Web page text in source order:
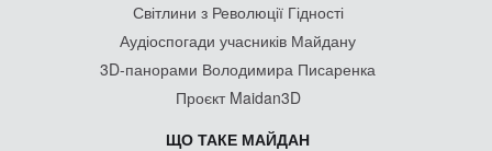
Світлини з Революції Гідності
Аудіоспогади учасників Майдану
3D-панорами Володимира Писаренка
Проєкт Maidan3D
ЩО ТАКЕ МАЙДАН